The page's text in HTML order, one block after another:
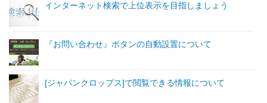
インターネット検索で上位表示を目指しましょう
『お問い合わせ』ボタンの自動設置について
[ジャパンクロップス]で閲覧できる情報について